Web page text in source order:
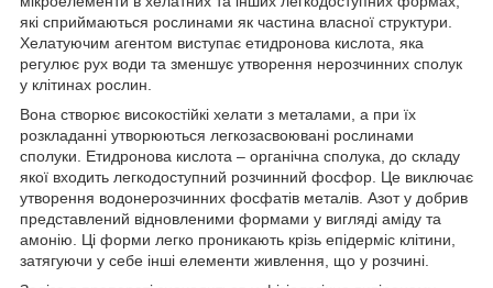
які сприймаються рослинами як частина власної структури.
Хелатуючим агентом виступає етидронова кислота, яка
регулює рух води та зменшує утворення нерозчинних сполук
у клітинах рослин.
Вона створює високостійкі хелати з металами, а при їх
розкладанні утворюються легкозасвоювані рослинами
сполуки. Етидронова кислота – органічна сполука, до складу
якої входить легкодоступний розчинний фосфор. Це виключає
утворення водонерозчинних фосфатів металів. Азот у добрив
представлений відновленими формами у вигляді аміду та
амонію. Ці форми легко проникають крізь епідерміс клітини,
затягуючи у себе інші елементи живлення, що у розчині.